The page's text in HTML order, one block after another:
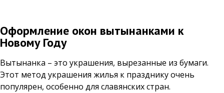
Оформление окон вытынанками к
Новому Году
Вытынанка – это украшения, вырезанные из бумаги.
Этот метод украшения жилья к празднику очень
популярен, особенно для славянских стран.